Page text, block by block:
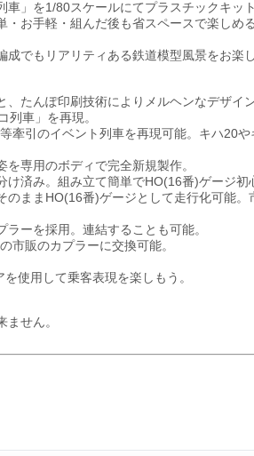
」を1/80スケールにてプラスチックキッ
お手軽・組んだ後も省スペースで楽しめ
でもリアリティある鉄道模型風景をお楽
たんぽ印刷技術によりメルヘンなデザイ
列車」を再現。
牽引のイベント列車を再現可能。キハ20
専用のボディで完全新規製作。
済み。組み立て簡単でHO(16番)ゲージ初
のままHO(16番)ゲージとして走行化可能
ーを採用。連結することも可能。
市販のカプラーに交換可能。
使用して乗客表現を楽しもう。
せん。